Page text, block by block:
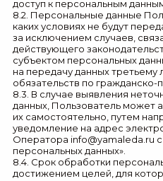
доступ к персональным
8.2. Персональные данные
каких условиях не будут
за исключением случаев,
действующего
субъектом персональных
на передачу данных третьему
обязательств по гражданско-
8.3. В случае выявления
данных, Пользователь может
их самостоятельно, путем
уведомление на адрес
Оператора info@yamaleda.ru
персональных данных».
8.4. Срок обработки
достижением целей, для